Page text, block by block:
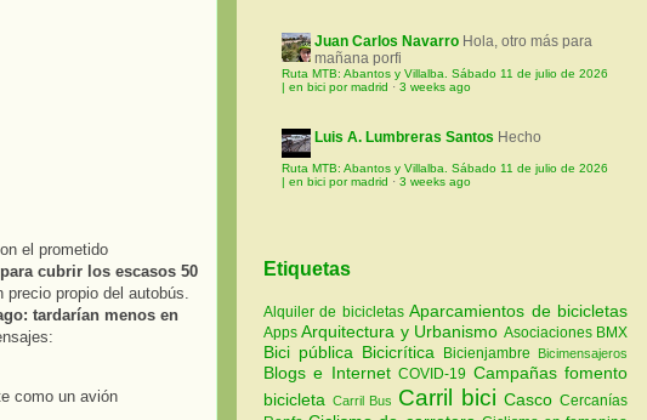
el prometido
cubrir los escasos 50
propio del autobús.
tardarían menos en
como un avión
Juan Carlos Navarro Hola, otro más para
mañana porfi
Ruta MTB: Abantos y Villalba. Sábado 11 de julio de 2026
| en bici por madrid · 3 weeks ago
Luis A. Lumbreras Santos Hecho
Ruta MTB: Abantos y Villalba. Sábado 11 de julio de 2026
| en bici por madrid · 3 weeks ago
Etiquetas
Alquiler de bicicletasAparcamientos de bicicletas
AppsArquitectura y Urbanismo Asociaciones BMX
Bici pública Bicicrítica Bicienjambre Bicimensajeros
Blogs e InternetCOVID-19 Campañas fomento
bicicleta Carril Bus Carril biciCascoCercanías